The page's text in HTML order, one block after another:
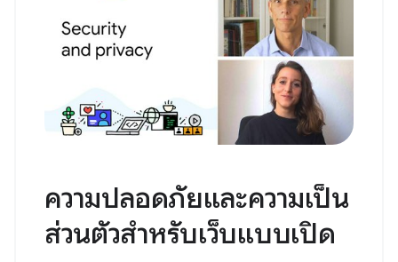
ความปลอดภัยและความเป็น
ส่วนตัวสำหรับเว็บแบบเปิด